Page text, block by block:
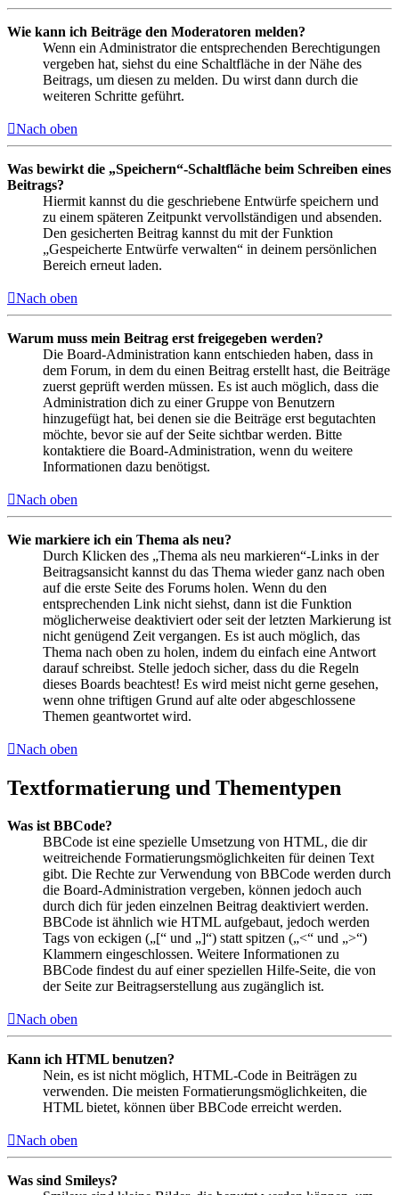
Wie kann ich Beiträge den Moderatoren melden?
Wenn ein Administrator die entsprechenden Berechtigungen
vergeben hat, siehst du eine Schaltfläche in der Nähe des
Beitrags, um diesen zu melden. Du wirst dann durch die
weiteren Schritte geführt.
Nach oben
Was bewirkt die „Speichern“-Schaltfläche beim Schreiben eines
Beitrags?
Hiermit kannst du die geschriebene Entwürfe speichern und
zu einem späteren Zeitpunkt vervollständigen und absenden.
Den gesicherten Beitrag kannst du mit der Funktion
„Gespeicherte Entwürfe verwalten“ in deinem persönlichen
Bereich erneut laden.
Nach oben
Warum muss mein Beitrag erst freigegeben werden?
Die Board-Administration kann entschieden haben, dass in
dem Forum, in dem du einen Beitrag erstellt hast, die Beiträge
zuerst geprüft werden müssen. Es ist auch möglich, dass die
Administration dich zu einer Gruppe von Benutzern
hinzugefügt hat, bei denen sie die Beiträge erst begutachten
möchte, bevor sie auf der Seite sichtbar werden. Bitte
kontaktiere die Board-Administration, wenn du weitere
Informationen dazu benötigst.
Nach oben
Wie markiere ich ein Thema als neu?
Durch Klicken des „Thema als neu markieren“-Links in der
Beitragsansicht kannst du das Thema wieder ganz nach oben
auf die erste Seite des Forums holen. Wenn du den
entsprechenden Link nicht siehst, dann ist die Funktion
möglicherweise deaktiviert oder seit der letzten Markierung ist
nicht genügend Zeit vergangen. Es ist auch möglich, das
Thema nach oben zu holen, indem du einfach eine Antwort
darauf schreibst. Stelle jedoch sicher, dass du die Regeln
dieses Boards beachtest! Es wird meist nicht gerne gesehen,
wenn ohne triftigen Grund auf alte oder abgeschlossene
Themen geantwortet wird.
Nach oben
Textformatierung und Thementypen
Was ist BBCode?
BBCode ist eine spezielle Umsetzung von HTML, die dir
weitreichende Formatierungsmöglichkeiten für deinen Text
gibt. Die Rechte zur Verwendung von BBCode werden durch
die Board-Administration vergeben, können jedoch auch
durch dich für jeden einzelnen Beitrag deaktiviert werden.
BBCode ist ähnlich wie HTML aufgebaut, jedoch werden
Tags von eckigen („[“ und „]“) statt spitzen („<“ und „>“)
Klammern eingeschlossen. Weitere Informationen zu
BBCode findest du auf einer speziellen Hilfe-Seite, die von
der Seite zur Beitragserstellung aus zugänglich ist.
Nach oben
Kann ich HTML benutzen?
Nein, es ist nicht möglich, HTML-Code in Beiträgen zu
verwenden. Die meisten Formatierungsmöglichkeiten, die
HTML bietet, können über BBCode erreicht werden.
Nach oben
Was sind Smileys?